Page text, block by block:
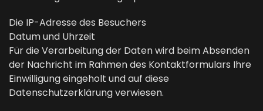
Die IP-Adresse des Besuchers
Datum und Uhrzeit
Für die Verarbeitung der Daten wird beim Absenden
der Nachricht im Rahmen des Kontaktformulars Ihre
Einwilligung eingeholt und auf diese
Datenschutzerklärung verwiesen.